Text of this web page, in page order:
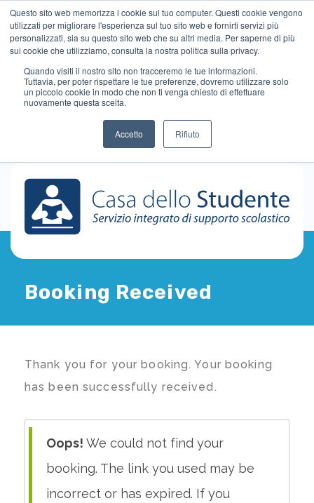
Questo sito web memorizza i cookie sul tuo computer. Questi cookie vengono
utilizzati per migliorare l'esperienza sul tuo sito web e fornirti servizi più
personalizzati, sia su questo sito web che su altri media. Per saperne di più
sui cookie che utilizziamo, consulta la nostra politica sulla privacy.
Quando visiti il ​​nostro sito non tracceremo le tue informazioni.
Tuttavia, per poter rispettare le tue preferenze, dovremo utilizzare solo
un piccolo cookie in modo che non ti venga chiesto di effettuare
nuovamente questa scelta.
Accetto Rifiuto
Booking Received
Thank you for your booking. Your booking
has been successfully received.
Oops! We could not find your
booking. The link you used may be
incorrect or has expired. If you